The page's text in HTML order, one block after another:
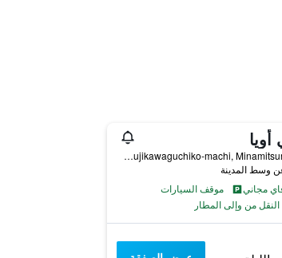
4025 Funatsu, Fujikawaguchiko-machi, Minamitsuru-gun, فوجيكاواجوتشيكو, اليابان
مجاني
موقف السيارات
من وإلى المطار